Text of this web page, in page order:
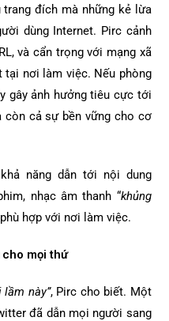
trang đích mà những kẻ lừa
dùng Internet. Pirc cảnh
và cẩn trọng với mạng xã
tại nơi làm việc. Nếu phòng
gây ảnh hưởng tiêu cực tới
còn cả sự bền vững cho cơ
năng dẫn tới nội dung
nhạc âm thanh “khủng
hợp với nơi làm việc.
mọi thứ
này”, Pirc cho biết. Một
đã dẫn mọi người sang